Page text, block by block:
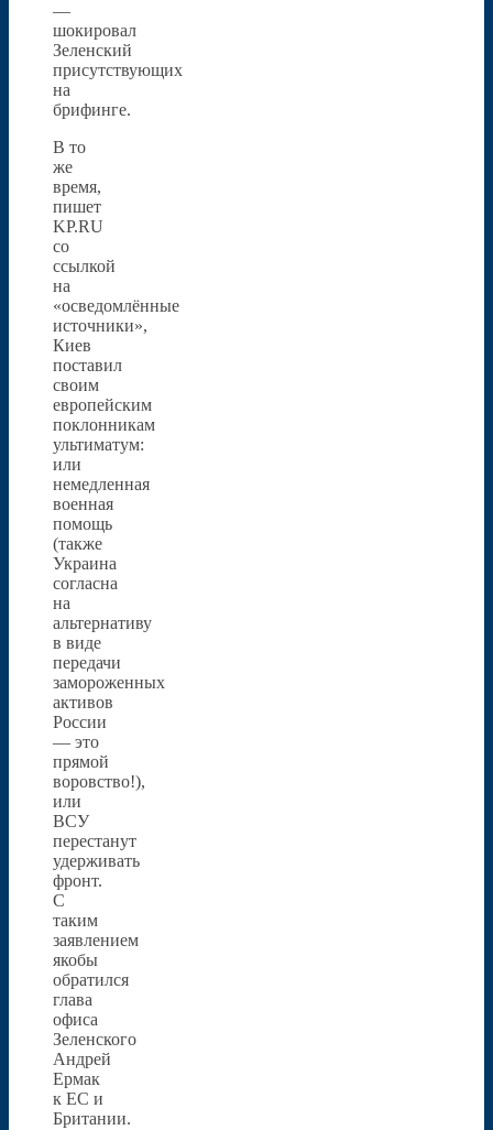
—
шокировал
Зеленский
присутствующих
на
брифинге.
В то
же
время,
пишет
KP.RU
со
ссылкой
на
«осведомлённые
источники»,
Киев
поставил
своим
европейским
поклонникам
ультиматум:
или
немедленная
военная
помощь
(также
Украина
согласна
на
альтернативу
в виде
передачи
замороженных
активов
России
— это
прямой
воровство!),
или
ВСУ
перестанут
удерживать
фронт.
С
таким
заявлением
якобы
обратился
глава
офиса
Зеленского
Андрей
Ермак
к ЕС и
Британии.